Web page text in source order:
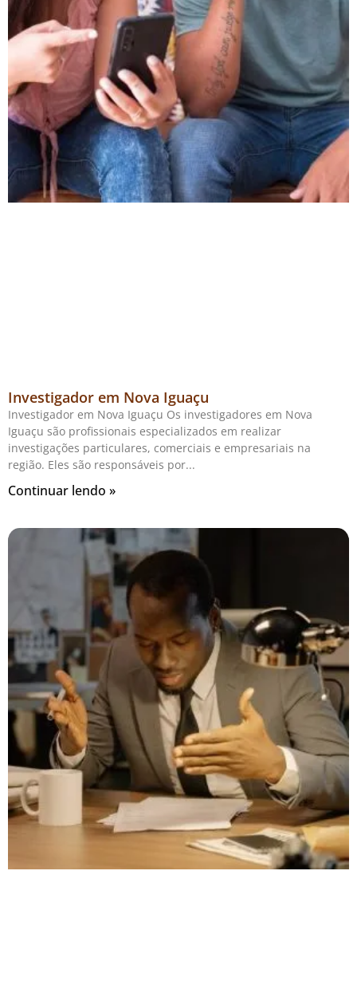
Investigador em Nova Iguaçu
Investigador em Nova Iguaçu Os investigadores em Nova
Iguaçu são profissionais especializados em realizar
investigações particulares, comerciais e empresariais na
região. Eles são responsáveis por
Continuar lendo »